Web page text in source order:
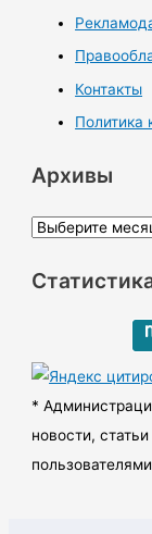
Контакты
Политика
Архивы
А
х
ы
*
новости,